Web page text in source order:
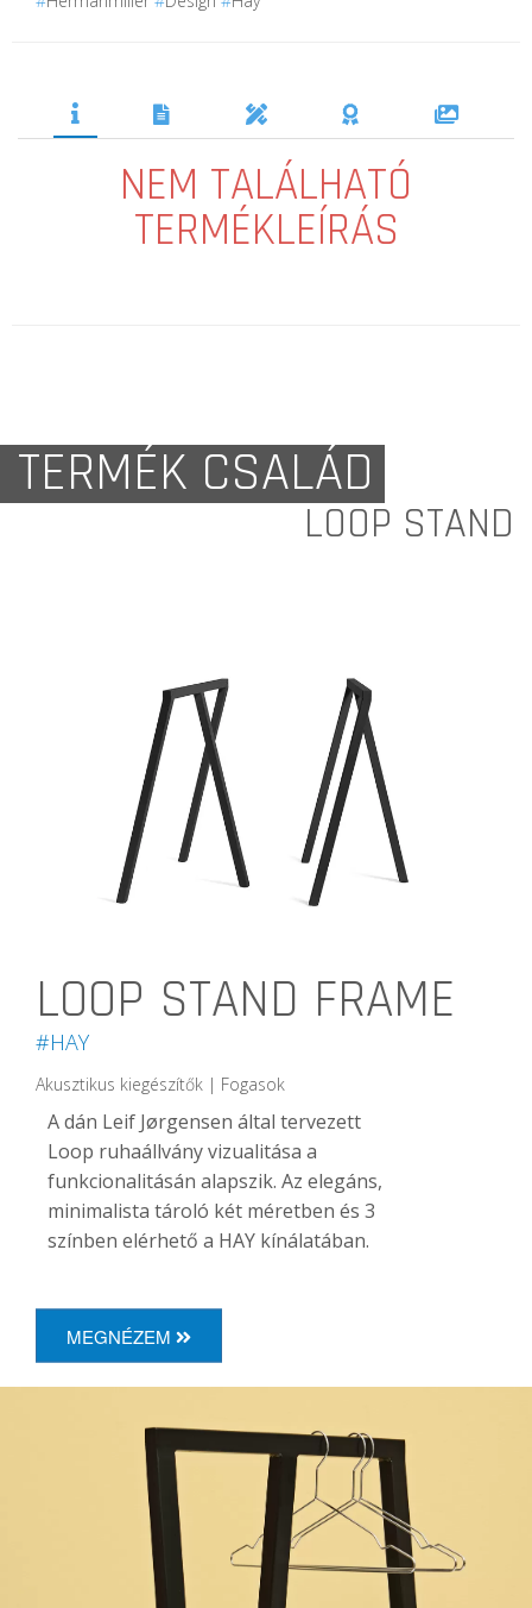
NEM TALÁLHATÓ
TERMÉKLEÍRÁS
TERMÉK CSALÁD
LOOP STAND
LOOP STAND FRAME
#HAY
Akusztikus kiegészítők | Fogasok
A dán Leif Jørgensen által tervezett
Loop ruhaállvány vizualitása a
funkcionalitásán alapszik. Az elegáns,
minimalista tároló két méretben és 3
színben elérhető a HAY kínálatában.
MEGNÉZEM